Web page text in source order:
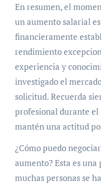
En resumen, el
un aumento salarial
financieramente
rendimiento
experiencia y
investigado el
solicitud. Recuerda
profesional durante el
mantén una actitud
¿Cómo puedo
aumento? Esta es
muchas personas se